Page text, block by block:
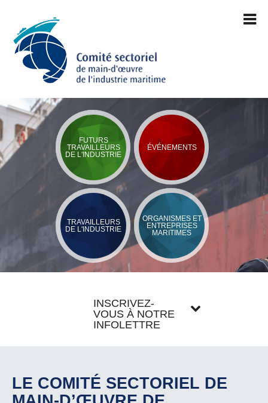
FUTURS
TRAVAILLEURS
DE L'INDUSTRIE
ÉVÉNEMENTS
TRAVAILLEURS
DE L'INDUSTRIE
ORGANISMES ET
ENTREPRISES
MARITIMES
INSCRIVEZ-
VOUS À NOTRE
INFOLETTRE
LE COMITÉ SECTORIEL DE